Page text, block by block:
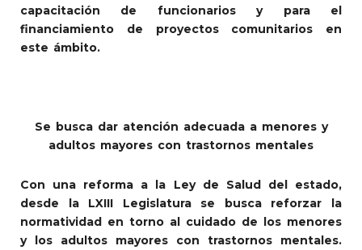
capacitación de funcionarios y para el
financiamiento de proyectos comunitarios en
este ámbito.
Se busca dar atención adecuada a menores y
adultos mayores con trastornos mentales
Con una reforma a la Ley de Salud del estado,
desde la LXIII Legislatura se busca reforzar la
normatividad en torno al cuidado de los menores
y los adultos mayores con trastornos mentales.